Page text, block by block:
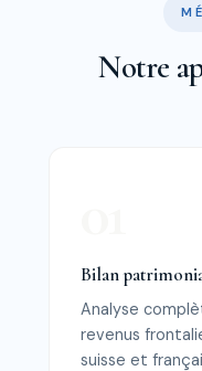
Notre
Bilan
Analyse
revenus
suisse et